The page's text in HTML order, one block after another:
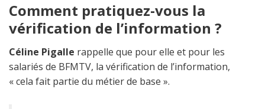
Comment pratiquez-vous la
vérification de l’information ?
Céline Pigalle rappelle que pour elle et pour les
salariés de BFMTV, la vérification de l’information,
« cela fait partie du métier de base ».